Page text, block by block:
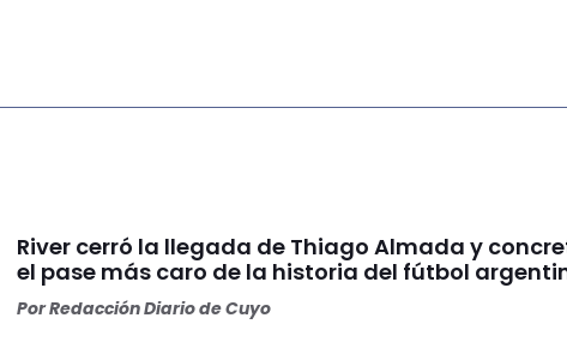
River cerró la llegada de Thiago Almada y
el pase más caro de la historia del fútbol
PorRedacción Diario de Cuyo